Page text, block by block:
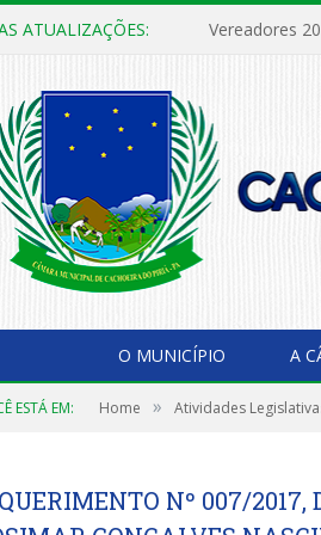
ATUALIZAÇÕES: Vereadores
O MUNICÍPIO A
ESTÁ EM: Home » Atividades
Nº 007/2017,